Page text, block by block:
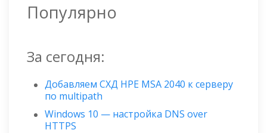
Популярно
За сегодня:
Добавляем СХД HPE MSA 2040 к серверу
по multipath
Windows 10 — настройка DNS over
HTTPS